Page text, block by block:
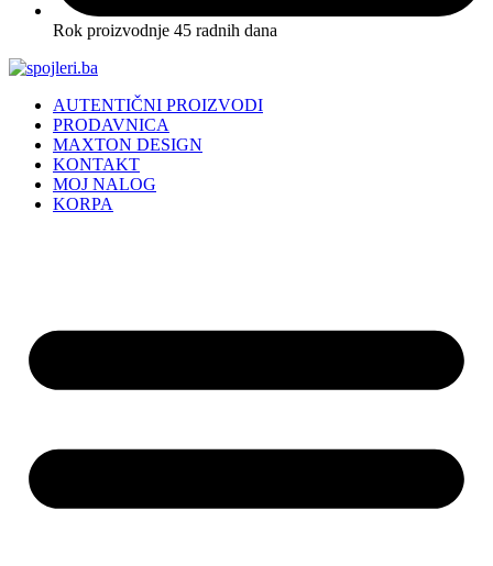
Rok proizvodnje 45 radnih dana
AUTENTIČNI PROIZVODI
PRODAVNICA
MAXTON DESIGN
KONTAKT
MOJ NALOG
KORPA